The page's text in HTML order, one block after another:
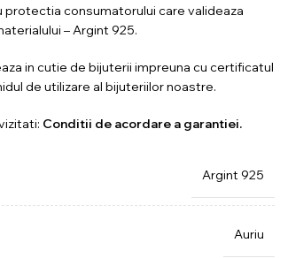
protectia consumatorului care valideaza
– Argint 925.
in cutie de bijuterii impreuna cu certificatul
de utilizare al bijuteriilor noastre.
Conditii de acordare a garantiei.
Argint 925
Auriu